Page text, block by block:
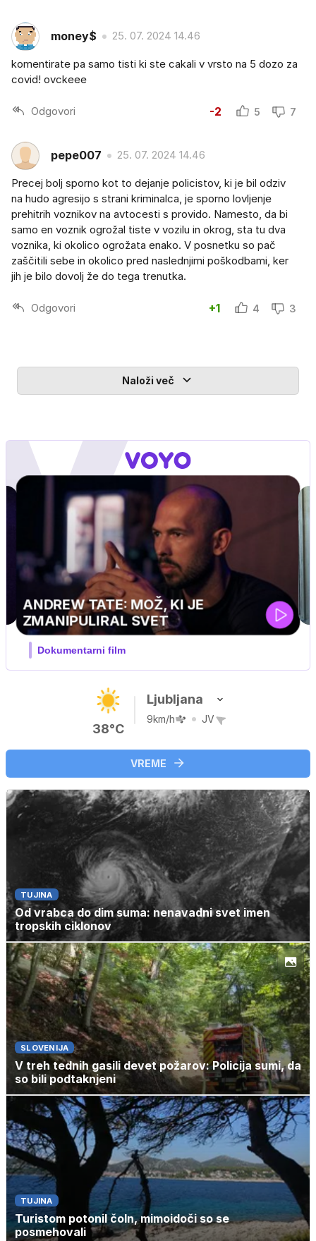
money$ 25. 07. 2024 14.46
komentirate pa samo tisti ki ste cakali v vrsto na 5 dozo za
covid! ovckeee
Odgovori -2 5 7
pepe007 25. 07. 2024 14.46
Precej bolj sporno kot to dejanje policistov, ki je bil odziv
na hudo agresijo s strani kriminalca, je sporno lovljenje
prehitrih voznikov na avtocesti s provido. Namesto, da bi
samo en voznik ogrožal tiste v vozilu in okrog, sta tu dva
voznika, ki okolico ogrožata enako. V posnetku so pač
zaščitili sebe in okolico pred naslednjimi poškodbami, ker
jih je bilo dovolj že do tega trenutka.
Odgovori +1 4 3
Naloži več
MOJ PRIJATELJ PINGVIN
Film meseca / družinski, pustolovski
38°C
Ljubljana
9km/h JV
VREME
TUJINA
Od vrabca do dim suma: nenavadni svet imen
tropskih ciklonov
SLOVENIJA
V treh tednih gasili devet požarov: Policija sumi, da
so bili podtaknjeni
TUJINA
Turistom potonil čoln, mimoidoči so se
posmehovali